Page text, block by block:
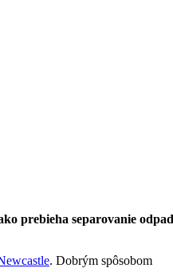
prebieha separovanie
. Dobrým spôsobom